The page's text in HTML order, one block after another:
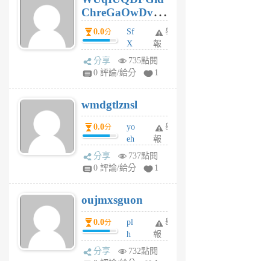
月
前
ChreGaOwDv
dY0.0分
Sf
X
Pe
Jc
R
P
m
v
A
V
個
月
前
舉
報
分享
735點閱
0 評論/給分
1
wmdgtlznsl
0.0分
yo
eh
ld
gy
個
月
前
舉
報
分享
737點閱
0 評論/給分
1
oujmxsguon
0.0分
pl
h
wi
w
舉
報
分享
732點閱